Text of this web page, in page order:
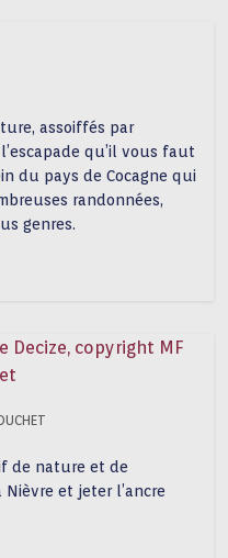
assoiffés par
qu’il vous faut
du pays de Cocagne qui
randonnées,
genres.
de nature et de
et jeter l’ancre